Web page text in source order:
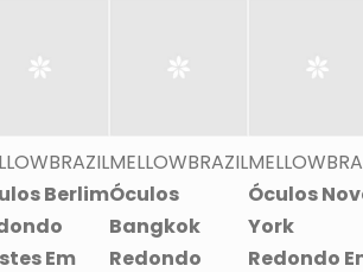
Berlim
Em
MELLOWBRAZIL
Óculos
Bangkok
Redondo
Óculos
York
Redondo